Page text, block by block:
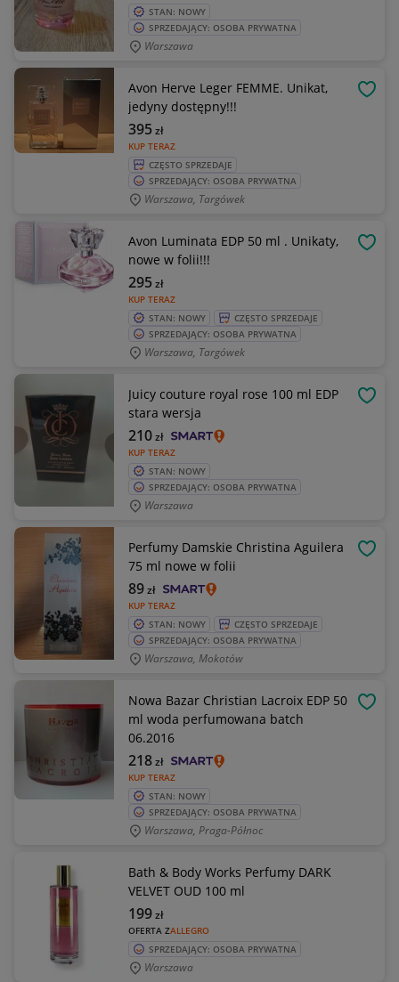
STAN: NOWY
SPRZEDAJĄCY: OSOBA PRYWATNA
Warszawa
Avon Herve Leger FEMME. Unikat,
jedyny dostępny!!!
KUP TERAZ
395zł
CZĘSTO SPRZEDAJE
SPRZEDAJĄCY: OSOBA PRYWATNA
Warszawa, Targówek
Avon Luminata EDP 50 ml . Unikaty,
nowe w folii!!!
KUP TERAZ
295zł
STAN: NOWY
CZĘSTO SPRZEDAJE
SPRZEDAJĄCY: OSOBA PRYWATNA
Warszawa, Targówek
Juicy couture royal rose 100 ml EDP
stara wersja
KUP TERAZ
210zł
STAN: NOWY
SPRZEDAJĄCY: OSOBA PRYWATNA
Warszawa
Perfumy Damskie Christina Aguilera
75 ml nowe w folii
KUP TERAZ
89zł
STAN: NOWY
CZĘSTO SPRZEDAJE
SPRZEDAJĄCY: OSOBA PRYWATNA
Warszawa, Mokotów
Nowa Bazar Christian Lacroix EDP 50
ml woda perfumowana batch
06.2016
KUP TERAZ
218zł
STAN: NOWY
SPRZEDAJĄCY: OSOBA PRYWATNA
Warszawa, Praga-Północ
Bath & Body Works Perfumy DARK
VELVET OUD 100 ml
OFERTA ZALLEGRO
199zł
SPRZEDAJĄCY: OSOBA PRYWATNA
Warszawa